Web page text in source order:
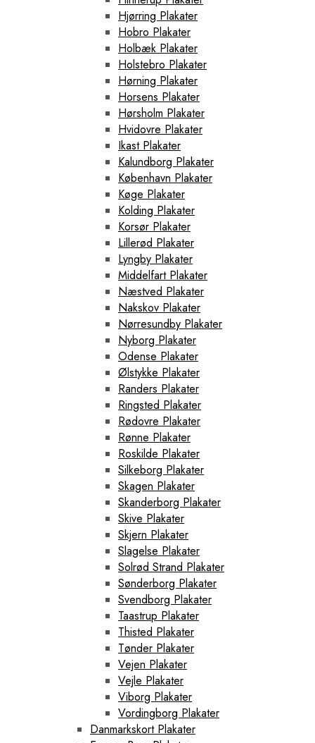
Hjørring Plakater
Hobro Plakater
Holbæk Plakater
Holstebro Plakater
Hørning Plakater
Horsens Plakater
Hørsholm Plakater
Hvidovre Plakater
Ikast Plakater
Kalundborg Plakater
København Plakater
Køge Plakater
Kolding Plakater
Korsør Plakater
Lillerød Plakater
Lyngby Plakater
Middelfart Plakater
Næstved Plakater
Nakskov Plakater
Nørresundby Plakater
Nyborg Plakater
Odense Plakater
Ølstykke Plakater
Randers Plakater
Ringsted Plakater
Rødovre Plakater
Rønne Plakater
Roskilde Plakater
Silkeborg Plakater
Skagen Plakater
Skanderborg Plakater
Skive Plakater
Skjern Plakater
Slagelse Plakater
Solrød Strand Plakater
Sønderborg Plakater
Svendborg Plakater
Taastrup Plakater
Thisted Plakater
Tønder Plakater
Vejen Plakater
Vejle Plakater
Viborg Plakater
Vordingborg Plakater
Danmarkskort Plakater